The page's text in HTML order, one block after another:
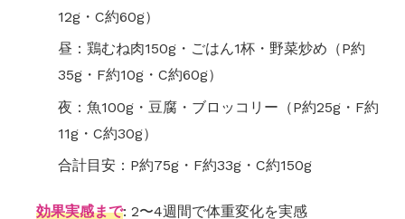
12g・C約60g）
昼：鶏むね肉150g・ごはん1杯・野菜炒め（P約
35g・F約10g・C約60g）
夜：魚100g・豆腐・ブロッコリー（P約25g・F約
11g・C約30g）
合計目安：P約75g・F約33g・C約150g
効果実感まで: 2〜4週間で体重変化を実感